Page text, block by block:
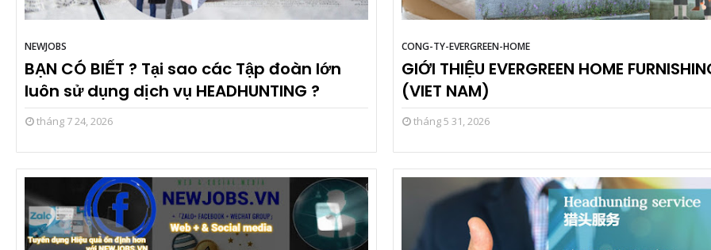
NEWJOBS
BẠN CÓ BIẾT ? Tại sao các Tập đoàn lớn
luôn sử dụng dịch vụ HEADHUNTING ?
tháng 7 24, 2026
CONG-TY-EVERGREEN-HOME
GIỚI THIỆU EVERGREEN HOME
(VIET NAM)
tháng 5 31, 2026